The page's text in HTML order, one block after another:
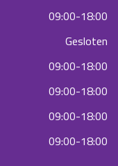
09:00-18:00
Gesloten
09:00-18:00
09:00-18:00
09:00-18:00
09:00-18:00